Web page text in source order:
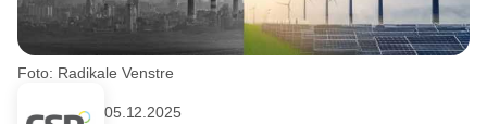
Foto: Radikale Venstre
05.12.2025